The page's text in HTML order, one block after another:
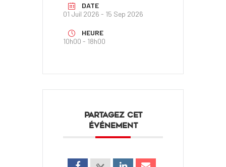
DATE
01 Juil 2026 - 15 Sep 2026
HEURE
10h00 - 18h00
PARTAGEZ CET
ÉVÉNEMENT